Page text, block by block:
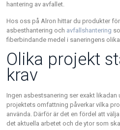
hantering av avfallet.
Hos oss på Alron hittar du produkter för
asbesthantering och avfallshantering
fiberbindande medel i saneringens
Olika projekt
krav
Ingen asbestsanering ser exakt
projektets omfattning påverkar vilka
använda. Därför är det en fördel att
det aktuella arbetet och de ytor som